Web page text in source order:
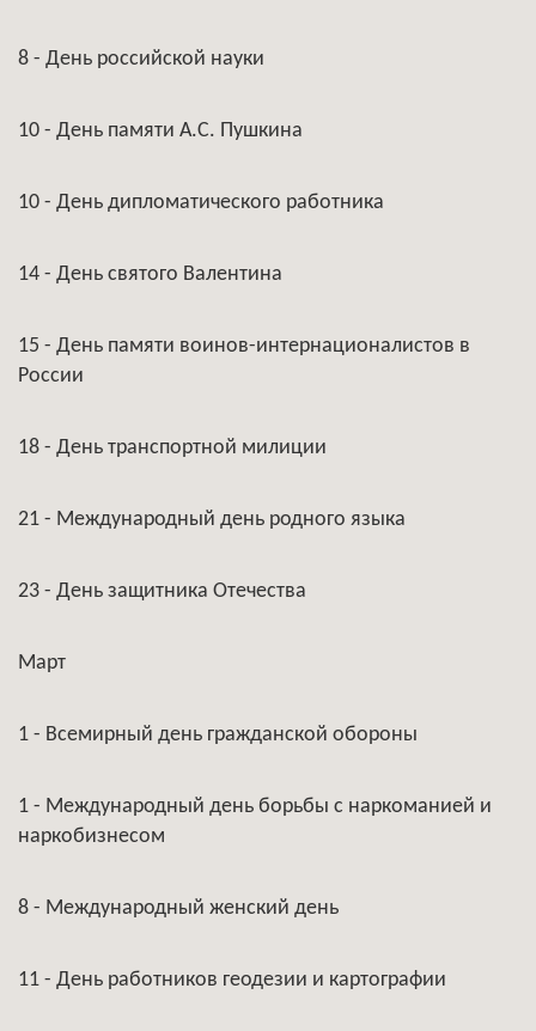
8 - День российской науки
10 - День памяти А.С. Пушкина
10 - День дипломатического работника
14 - День святого Валентина
15 - День памяти воинов-интернационалистов в
России
18 - День транспортной милиции
21 - Международный день родного языка
23 - День защитника Отечества
Март
1 - Всемирный день гражданской обороны
1 - Международный день борьбы с наркоманией и
наркобизнесом
8 - Международный женский день
11 - День работников геодезии и картографии